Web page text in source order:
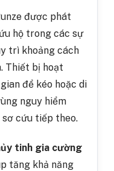
được phát
hộ trong các sự
trì khoảng cách
Thiết bị hoạt
để kéo hoặc di
nguy hiểm
cứu tiếp theo.
tinh gia cường
tăng khả năng